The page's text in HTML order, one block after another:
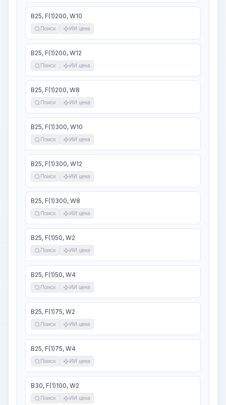
В25, F(1)200, W10
Поиск ИИ цена
В25, F(1)200, W12
Поиск ИИ цена
В25, F(1)200, W8
Поиск ИИ цена
В25, F(1)300, W10
Поиск ИИ цена
В25, F(1)300, W12
Поиск ИИ цена
В25, F(1)300, W8
Поиск ИИ цена
В25, F(1)50, W2
Поиск ИИ цена
В25, F(1)50, W4
Поиск ИИ цена
В25, F(1)75, W2
Поиск ИИ цена
В25, F(1)75, W4
Поиск ИИ цена
В30, F(1)100, W2
Поиск ИИ цена